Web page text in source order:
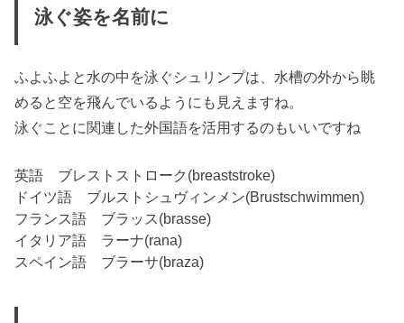
泳ぐ姿を名前に
ふよふよと水の中を泳ぐシュリンプは、水槽の外から眺
めると空を飛んでいるようにも見えますね。
泳ぐことに関連した外国語を活用するのもいいですね
英語 ブレストストローク(breaststroke)
ドイツ語 ブルストシュヴィンメン(Brustschwimmen)
フランス語 ブラッス(brasse)
イタリア語 ラーナ(rana)
スペイン語 ブラーサ(braza)